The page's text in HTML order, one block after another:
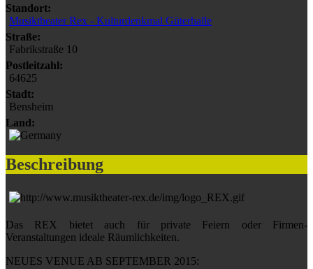
Standort:
Musiktheater Rex - Kulturdenkmal Güterhalle
Straße:
Fabrikstraße 10
Postleitzahl:
64625
Stadt:
Bensheim
Land:
Beschreibung
Das REX
bietet auch für private Feiern oder Firmen-
Veranstaltungen ideale Räumlichkeiten.
NEUES VENUE AB SEPTEMBER 2015: